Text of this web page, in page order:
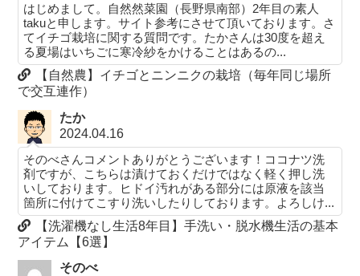
はじめまして。自然然菜園（長野県南部）2年目の素人
takuと申します。サイト参考にさせて頂いております。さ
てイチゴ栽培に関する質問です。たかさんは30度を超え
る夏場はいちごに寒冷紗をかけることはあるの...
【自然農】イチゴとニンニクの栽培（毎年同じ場所
で交互連作）
たか
2024.04.16
そのべさんコメントありがとうございます！ココナツ洗
剤ですが、こちらは漬けておくだけではなく軽く押し洗
いしております。ヒドイ汚れがある部分には原液を該当
箇所に付けてこすり洗いしたりしております。よろしけ...
【洗濯機なし生活8年目】手洗い・脱水機生活の基本
アイテム【6選】
そのべ